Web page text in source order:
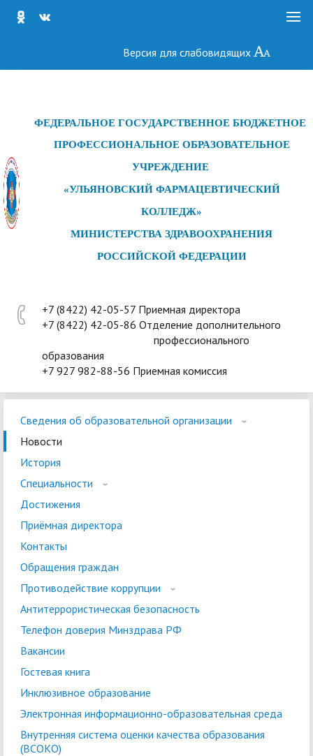
Версия для слабовидящих
ФЕДЕРАЛЬНОЕ ГОСУДАРСТВЕННОЕ БЮДЖЕТНОЕ
ПРОФЕССИОНАЛЬНОЕ ОБРАЗОВАТЕЛЬНОЕ
УЧРЕЖДЕНИЕ
«УЛЬЯНОВСКИЙ ФАРМАЦЕВТИЧЕСКИЙ
КОЛЛЕДЖ»
МИНИСТЕРСТВА ЗДРАВООХРАНЕНИЯ
РОССИЙСКОЙ ФЕДЕРАЦИИ
+7 (8422) 42-05-57 Приемная директора
+7 (8422) 42-05-86 Отделение дополнительного
профессионального
образования
+7 927 982-88-56 Приемная комиссия
Сведения об образовательной организации
Новости
История
Специальности
Достижения
Приёмная директора
Контакты
Обращения граждан
Противодействие коррупции
Антитеррористическая безопасность
Телефон доверия Минздрава РФ
Вакансии
Гостевая книга
Инклюзивное образование
Электронная информационно-образовательная среда
Внутренняя система оценки качества образования
(ВСОКО)